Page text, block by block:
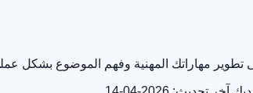
تطوير مهاراتك المهنية وفهم الموضوع بشكل